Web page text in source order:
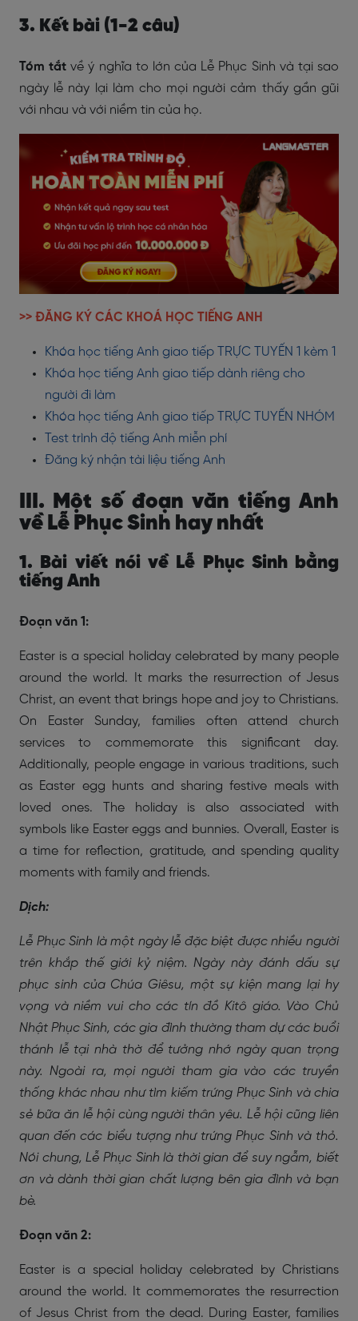
3. Kết bài (1-2 câu)
Tóm tắtvề ý nghĩa to lớn của Lễ Phục Sinh và tại sao
ngày lễ này lại làm cho mọi người cảm thấy gần gũi
với nhau và với niềm tin của họ.
>> ĐĂNG KÝ CÁC KHOÁ HỌC TIẾNG ANH
Khóa học tiếng Anh giao tiếp TRỰC TUYẾN 1 kèm 1
Khóa học tiếng Anh giao tiếp dành riêng cho
người đi làm
Khóa học tiếng Anh giao tiếp TRỰC TUYẾN NHÓM
Test trình độ tiếng Anh miễn phí
Đăng ký nhận tài liệu tiếng Anh
III. Một số đoạn văn tiếng Anh
về Lễ Phục Sinh hay nhất
1. Bài viết nói về Lễ Phục Sinh bằng
tiếng Anh
Đoạn văn 1:
Easter is a special holiday celebrated by many people
around the world. It marks the resurrection of Jesus
Christ, an event that brings hope and joy to Christians.
On Easter Sunday, families often attend church
services to commemorate this significant day.
Additionally, people engage in various traditions, such
as Easter egg hunts and sharing festive meals with
loved ones. The holiday is also associated with
symbols like Easter eggs and bunnies. Overall, Easter is
a time for reflection, gratitude, and spending quality
moments with family and friends.
Dịch:
Lễ Phục Sinh là một ngày lễ đặc biệt được nhiều người
trên khắp thế giới kỷ niệm. Ngày này đánh dấu sự
phục sinh của Chúa Giêsu, một sự kiện mang lại hy
vọng và niềm vui cho các tín đồ Kitô giáo. Vào Chủ
Nhật Phục Sinh, các gia đình thường tham dự các buổi
thánh lễ tại nhà thờ để tưởng nhớ ngày quan trọng
này. Ngoài ra, mọi người tham gia vào các truyền
thống khác nhau như tìm kiếm trứng Phục Sinh và chia
sẻ bữa ăn lễ hội cùng người thân yêu. Lễ hội cũng liên
quan đến các biểu tượng như trứng Phục Sinh và thỏ.
Nói chung, Lễ Phục Sinh là thời gian để suy ngẫm, biết
ơn và dành thời gian chất lượng bên gia đình và bạn
bè.
Đoạn văn 2:
Easter is a special holiday celebrated by Christians
around the world. It commemorates the resurrection
of Jesus Christ from the dead. During Easter, families